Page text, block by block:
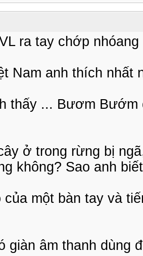
ra tay chớp
Nam anh thích nhất
thấy ... Bươm
ở trong rừng bị
không? Sao anh
của một bàn tay và
giàn âm thanh dùng